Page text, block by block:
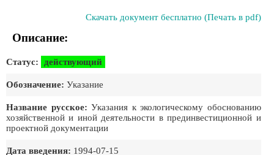
Скачать документ бесплатно (Печать в pdf)
Описание:
Статус: действующий
Обозначение: Указание
Название русское: Указания к экологическому обоснованию
хозяйственной и иной деятельности в прединвестиционной и
проектной документации
Дата введения: 1994-07-15